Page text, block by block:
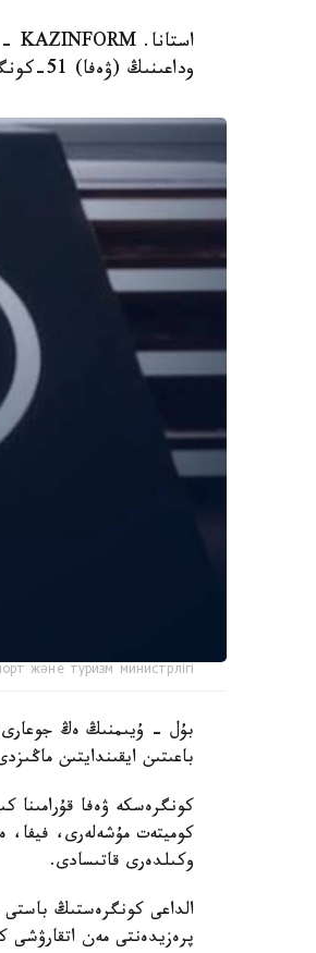
وداعىنىڭ (ۋەفا) 51-كونگرەسى وتەدى.
және туризм министрлігі
بۇل - ۇيىمنىڭ ەڭ جوعارى
باعىتىن ايقىندايتىن
كوميتەت مۇشەلەرى، فيفا،
وكىلدەرى قاتىسادى.
الداعى كونگرەستىڭ
پرەزيدەنتى مەن اتقارۋشى